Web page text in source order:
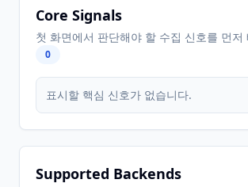
Core Signals
첫 화면에서 판단해야 할 수집 신호를 먼저
0
표시할 핵심 신호가 없습니다.
Supported Backends